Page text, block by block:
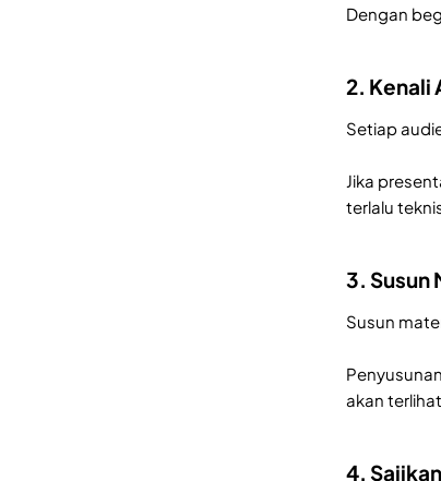
Dengan
2. Kenali
Setiap
Jika
terlalu
3. Susun
Susun
akan
4.